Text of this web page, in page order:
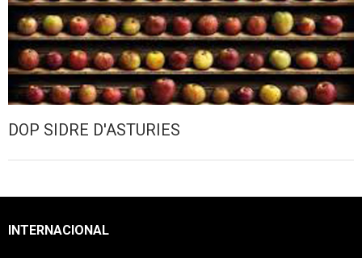
DOP SIDRE D'ASTURIES
INTERNACIONAL